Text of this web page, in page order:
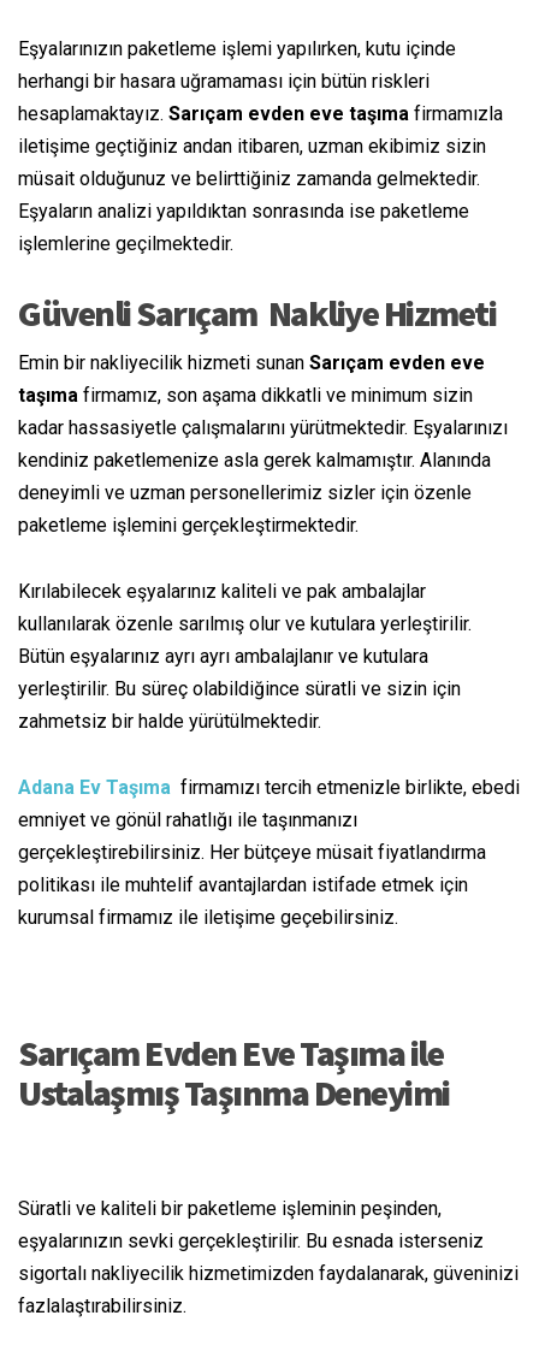
Eşyalarınızın paketleme işlemi yapılırken, kutu içinde
herhangi bir hasara uğramaması için bütün riskleri
hesaplamaktayız. Sarıçam evden eve taşıma firmamızla
iletişime geçtiğiniz andan itibaren, uzman ekibimiz sizin
müsait olduğunuz ve belirttiğiniz zamanda gelmektedir.
Eşyaların analizi yapıldıktan sonrasında ise paketleme
işlemlerine geçilmektedir.
Güvenli Sarıçam NakliyeHizmeti
Emin bir nakliyecilik hizmeti sunan Sarıçam evden eve
taşıma firmamız, son aşama dikkatli ve minimum sizin
kadar hassasiyetle çalışmalarını yürütmektedir. Eşyalarınızı
kendiniz paketlemenize asla gerek kalmamıştır. Alanında
deneyimli ve uzman personellerimiz sizler için özenle
paketleme işlemini gerçekleştirmektedir.
Kırılabilecek eşyalarınız kaliteli ve pak ambalajlar
kullanılarak özenle sarılmış olur ve kutulara yerleştirilir.
Bütün eşyalarınız ayrı ayrı ambalajlanır ve kutulara
yerleştirilir. Bu süreç olabildiğince süratli ve sizin için
zahmetsiz bir halde yürütülmektedir.
Adana Ev Taşıma firmamızı tercih etmenizle birlikte, ebedi
emniyet ve gönül rahatlığı ile taşınmanızı
gerçekleştirebilirsiniz. Her bütçeye müsait fiyatlandırma
politikası ile muhtelif avantajlardan istifade etmek için
kurumsal firmamız ile iletişime geçebilirsiniz.
Sarıçam Evden EveTaşımaile
UstalaşmışTaşınma Deneyimi
Süratli ve kaliteli bir paketleme işleminin peşinden,
eşyalarınızın sevki gerçekleştirilir. Bu esnada isterseniz
sigortalı nakliyecilik hizmetimizden faydalanarak, güveninizi
fazlalaştırabilirsiniz.